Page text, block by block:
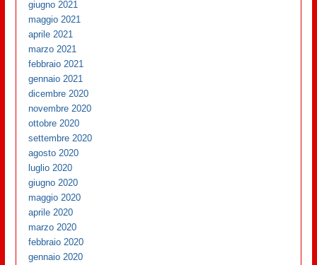
giugno 2021
maggio 2021
aprile 2021
marzo 2021
febbraio 2021
gennaio 2021
dicembre 2020
novembre 2020
ottobre 2020
settembre 2020
agosto 2020
luglio 2020
giugno 2020
maggio 2020
aprile 2020
marzo 2020
febbraio 2020
gennaio 2020